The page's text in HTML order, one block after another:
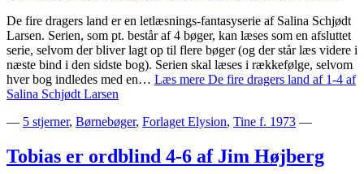
De fire dragers land er en letlæsnings-fantasyserie af Salina Schjødt
Larsen. Serien, som pt. består af 4 bøger, kan læses som en afsluttet
serie, selvom der bliver lagt op til flere bøger (og der står læs videre i
næste bind i den sidste bog). Serien skal læses i rækkefølge, selvom
hver bog indledes med en… Læs mere De fire dragers land af 1-4 af
Salina Schjødt Larsen
— 5 stjerner, Børnebøger, Forlaget Elysion, Tine f. 1973 —
Tobias er ordblind 4-6 af Jim Højberg